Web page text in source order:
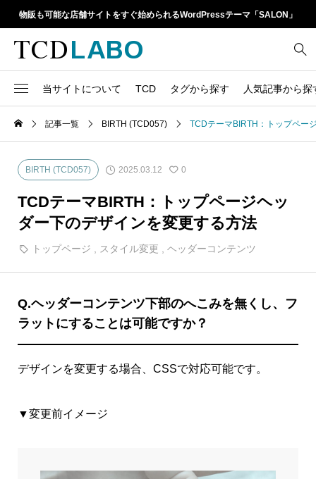
物販も可能な店舗サイトをすぐ始められるWordPressテーマ「SALON」
当サイトについて TCD タグから探す 人気記事から探
1カラム
Google Map
h1 14
iframe 17
meta description 21
meta title 39
retinaディスプレイ
SNSアイコン
ラグイン
Welcart
TCD LABOとは
TCDテーマ一覧
ファイルの編集方法
WordPressテーマ比較
人気ランキング
アップデート情報
よくあるご質問
記事一覧 BIRTH (TCD057) TCDテーマBIRTH：トップペー
BIRTH (TCD057) 2025.03.12 0
TCDテーマBIRTH：トップページヘッ
ダー下のデザインを変更する方法
トップページ , スタイル変更 , ヘッダーコンテンツ
Q.ヘッダーコンテンツ下部のへこみを無くし、フ
ラットにすることは可能ですか？
デザインを変更する場合、CSSで対応可能です。
▼変更前イメージ